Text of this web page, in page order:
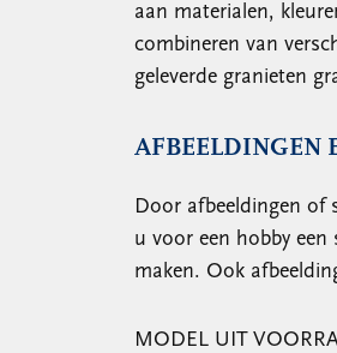
aan materialen,
combineren van
geleverde granieten
AFBEELDINGEN
Door afbeeldingen of
u voor een hobby
maken. Ook
MODEL UIT